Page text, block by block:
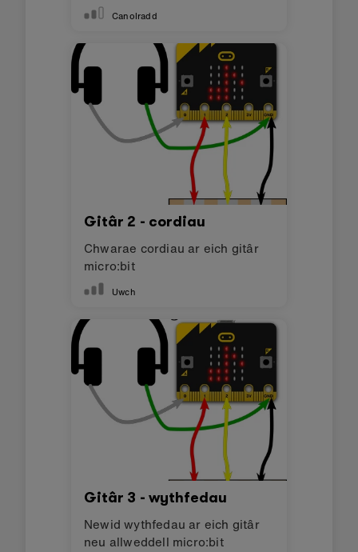
Canolradd
Gitâr 2 - cordiau
Chwarae cordiau ar eich gitâr
micro:bit
Uwch
Gitâr 3 - wythfedau
Newid wythfedau ar eich gitâr
neu allweddell micro:bit